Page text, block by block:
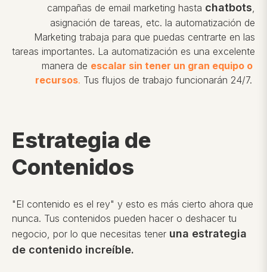
campañas de email marketing hasta chatbots
asignación de tareas, etc. la automatización de
Marketing trabaja para que puedas centrarte en las
tareas importantes. La automatización es una excelente
manera de escalar sin tener un gran equipo o
recursos. Tus flujos de trabajo funcionarán 24/7.
Estrategia de
Contenidos
"El contenido es el rey" y esto es más cierto ahora que
nunca. Tus contenidos pueden hacer o deshacer tu
negocio, por lo que necesitas tener una estrategia
de contenido increíble.